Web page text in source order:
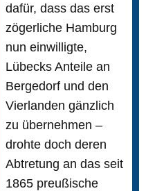
dafür, dass das erst
zögerliche Hamburg
nun einwilligte,
Lübecks Anteile an
Bergedorf und den
Vierlanden gänzlich
zu übernehmen –
drohte doch deren
Abtretung an das seit
1865 preußische